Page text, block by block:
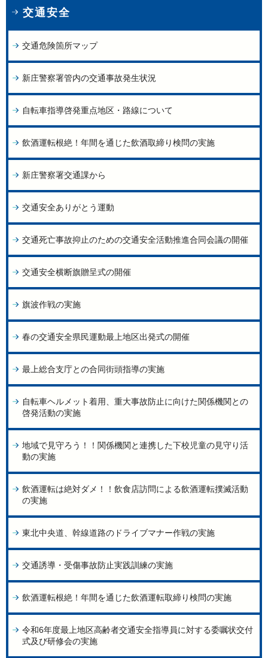
交通安全
交通危険箇所マップ
新庄警察署管内の交通事故発生状況
自転車指導啓発重点地区・路線について
飲酒運転根絶！年間を通じた飲酒取締り検問の実施
新庄警察署交通課から
交通安全ありがとう運動
交通死亡事故抑止のための交通安全活動推進合同会議の開催
交通安全横断旗贈呈式の開催
旗波作戦の実施
春の交通安全県民運動最上地区出発式の開催
最上総合支庁との合同街頭指導の実施
自転車ヘルメット着用、重大事故防止に向けた関係機関との
啓発活動の実施
地域で見守ろう！！関係機関と連携した下校児童の見守り活
動の実施
飲酒運転は絶対ダメ！！飲食店訪問による飲酒運転撲滅活動
の実施
東北中央道、幹線道路のドライブマナー作戦の実施
交通誘導・受傷事故防止実践訓練の実施
飲酒運転根絶！年間を通じた飲酒運転取締り検問の実施
令和6年度最上地区高齢者交通安全指導員に対する委嘱状交付
式及び研修会の実施